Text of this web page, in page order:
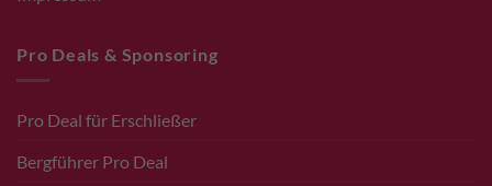
Pro Deals & Sponsoring
Pro Deal für Erschließer
Bergführer Pro Deal